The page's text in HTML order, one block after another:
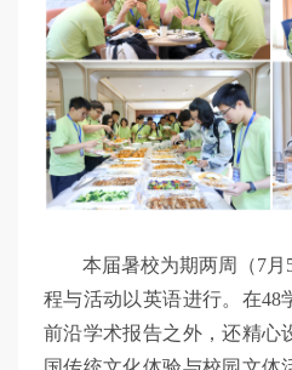
本届暑校为期两周（7
程与活动以英语进行。在48
前沿学术报告之外，还精心